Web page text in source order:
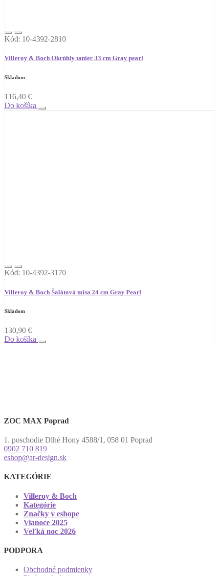
Kód: 10-4392-2810
Villeroy & Boch Okrúhly tanier 33 cm Gray pearl
Skladom
116,40 €
Do košíka
Kód: 10-4392-3170
Villeroy & Boch Šalátová misa 24 cm Gray Pearl
Skladom
130,90 €
Do košíka
ZOC MAX Poprad
1. poschodie Dlhé Hony 4588/1, 058 01 Poprad
0902 710 819
eshop@ar-design.sk
KATEGÓRIE
Villeroy & Boch
Kategórie
Značky v eshope
Vianoce 2025
Veľká noc 2026
PODPORA
Obchodné podmienky